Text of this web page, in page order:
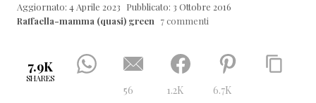
famiglie
Aggiornato: 4 Aprile 2023 Pubblicato: 3 Ottobre 2016
Raffaella-mamma (quasi) green 7 commenti
7.9K
SHARES
56 1.2K 6.7K